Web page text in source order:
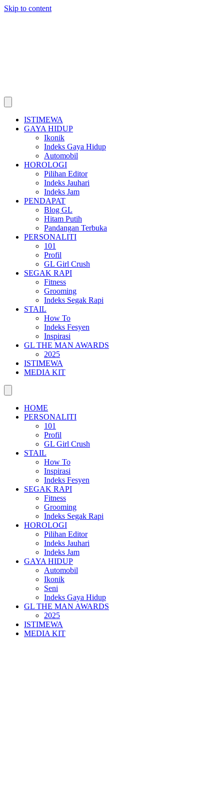
Skip to content
ISTIMEWA
GAYA HIDUP
Ikonik
Indeks Gaya Hidup
Automobil
HOROLOGI
Pilihan Editor
Indeks Jauhari
Indeks Jam
PENDAPAT
Blog GL
Hitam Putih
Pandangan Terbuka
PERSONALITI
101
Profil
GL Girl Crush
SEGAK RAPI
Fitness
Grooming
Indeks Segak Rapi
STAIL
How To
Indeks Fesyen
Inspirasi
GL THE MAN AWARDS
2025
ISTIMEWA
MEDIA KIT
HOME
PERSONALITI
101
Profil
GL Girl Crush
STAIL
How To
Inspirasi
Indeks Fesyen
SEGAK RAPI
Fitness
Grooming
Indeks Segak Rapi
HOROLOGI
Pilihan Editor
Indeks Jauhari
Indeks Jam
GAYA HIDUP
Automobil
Ikonik
Seni
Indeks Gaya Hidup
GL THE MAN AWARDS
2025
ISTIMEWA
MEDIA KIT